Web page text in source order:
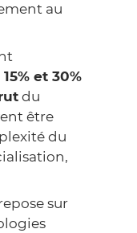
au
15% et 30%
du
être
du
sur